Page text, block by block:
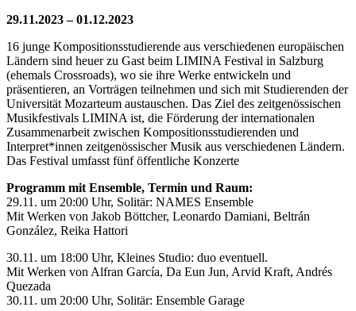
29.11.2023 – 01.12.2023
16 junge Kompositionsstudierende aus verschiedenen europäischen
Ländern sind heuer zu Gast beim LIMINA Festival in Salzburg
(ehemals Crossroads), wo sie ihre Werke entwickeln und
präsentieren, an Vorträgen teilnehmen und sich mit Studierenden der
Universität Mozarteum austauschen. Das Ziel des zeitgenössischen
Musikfestivals LIMINA ist, die Förderung der internationalen
Zusammenarbeit zwischen Kompositionsstudierenden und
Interpret*innen zeitgenössischer Musik aus verschiedenen Ländern.
Das Festival umfasst fünf öffentliche Konzerte
Programm mit Ensemble, Termin und Raum:
29.11. um 20:00 Uhr, Solitär: NAMES Ensemble
Mit Werken von Jakob Böttcher, Leonardo Damiani, Beltrán
González, Reika Hattori
30.11. um 18:00 Uhr, Kleines Studio: duo eventuell.
Mit Werken von Alfran García, Da Eun Jun, Arvid Kraft, Andrés
Quezada
30.11. um 20:00 Uhr, Solitär: Ensemble Garage